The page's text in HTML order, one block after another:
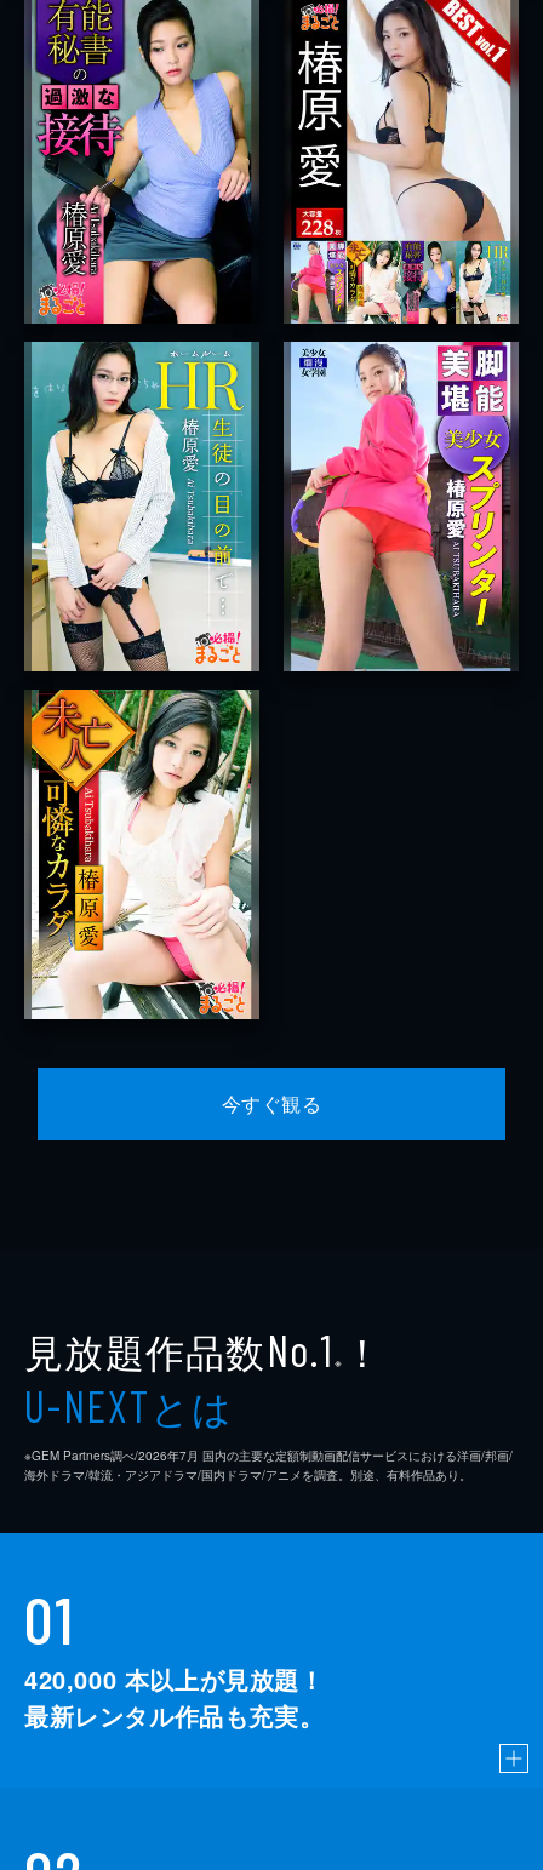
今すぐ観る
見放題作品数No.1 ※ ！
U-NEXTとは
※GEM Partners調べ/2026年7⽉ 国内の主要な定額制動画配信サービスにおける洋画/邦画/
海外ドラマ/韓流・アジアドラマ/国内ドラマ/アニメを調査。別途、有料作品あり。
01
420,000 本以上が見放題！
最新レンタル作品も充実。